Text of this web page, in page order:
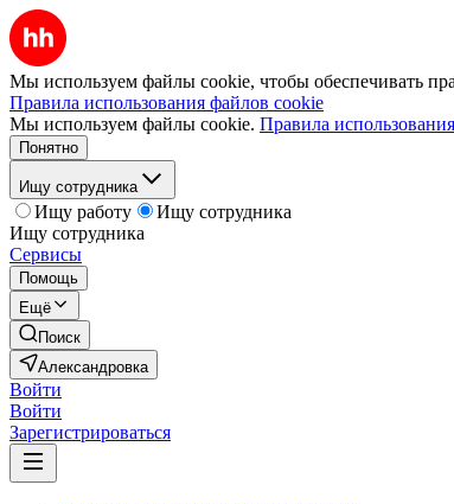
Мы используем файлы cookie, чтобы обеспечивать
Правила использования файлов cookie
Мы используем файлы cookie. Правила
Понятно
Ищу сотрудника
Ищу работу
Ищу сотрудника
Ищу сотрудника
Сервисы
Помощь
Ещё
Поиск
Александровка
Войти
Войти
Зарегистрироваться